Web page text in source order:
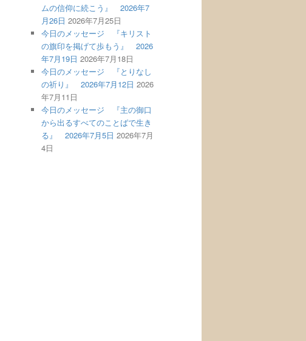
ムの信仰に続こう』 2026年7
月26日 2026年7月25日
今日のメッセージ 『キリスト
の旗印を掲げて歩もう』 2026
年7月19日 2026年7月18日
今日のメッセージ 『とりなし
の祈り』 2026年7月12日 2026
年7月11日
今日のメッセージ 『主の御口
から出るすべてのことばで生き
る』 2026年7月5日 2026年7月
4日